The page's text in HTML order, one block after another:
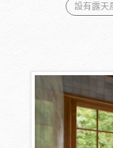
設有露天